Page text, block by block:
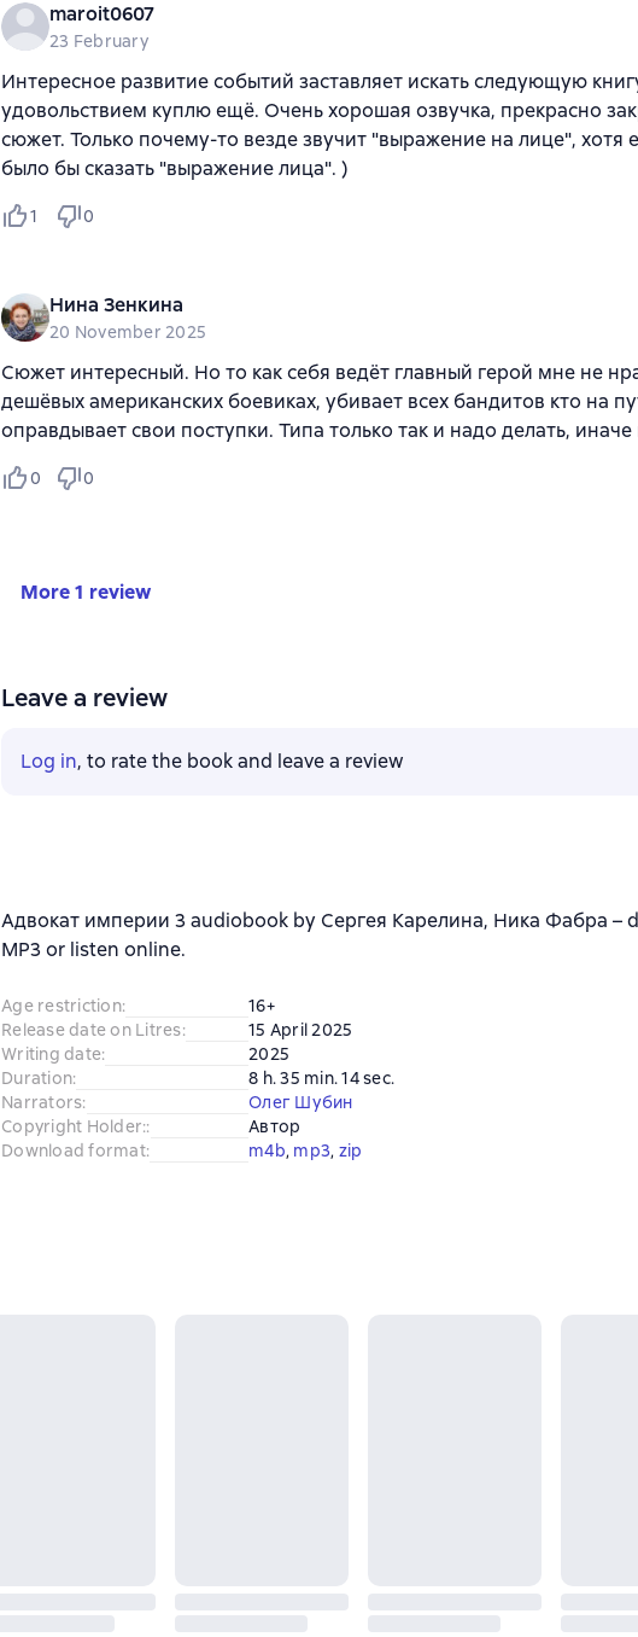
maroit0607
23 February
Интересное развитие событий заставляет искать следующую
удовольствием куплю ещё. Очень хорошая озвучка, прекрасно
сюжет. Только почему-то везде звучит "выражение на лице", хотя
было бы сказать "выражение лица". )
1 0
Нина Зенкина
20 November 2025
Сюжет интересный. Но то как себя ведёт главный герой мне не
дешёвых американских боевиках, убивает всех бандитов кто на
оправдывает свои поступки. Типа только так и надо делать, иначе
0 0
More 1 review
Leave a review
Log in, to rate the book and leave a review
Адвокат империи 3 audiobook by Сергея Карелина, Ника Фабра –
MP3 or listen online.
Age restriction:
16+
Release date on Litres:
15 April 2025
Writing date:
2025
Duration:
8 h. 35 min. 14 sec.
Narrators:
Олег Шубин
Copyright Holder::
Автор
Download format: m4b, mp3, zip